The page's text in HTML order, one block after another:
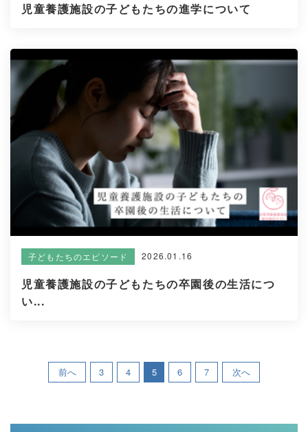
児童養護施設の子どもたちの進学について
子どもたちのエピソード 2026.01.16
児童養護施設の子どもたちの卒園後の生活につ
い...
前へ 3 4 5 6 7 次へ